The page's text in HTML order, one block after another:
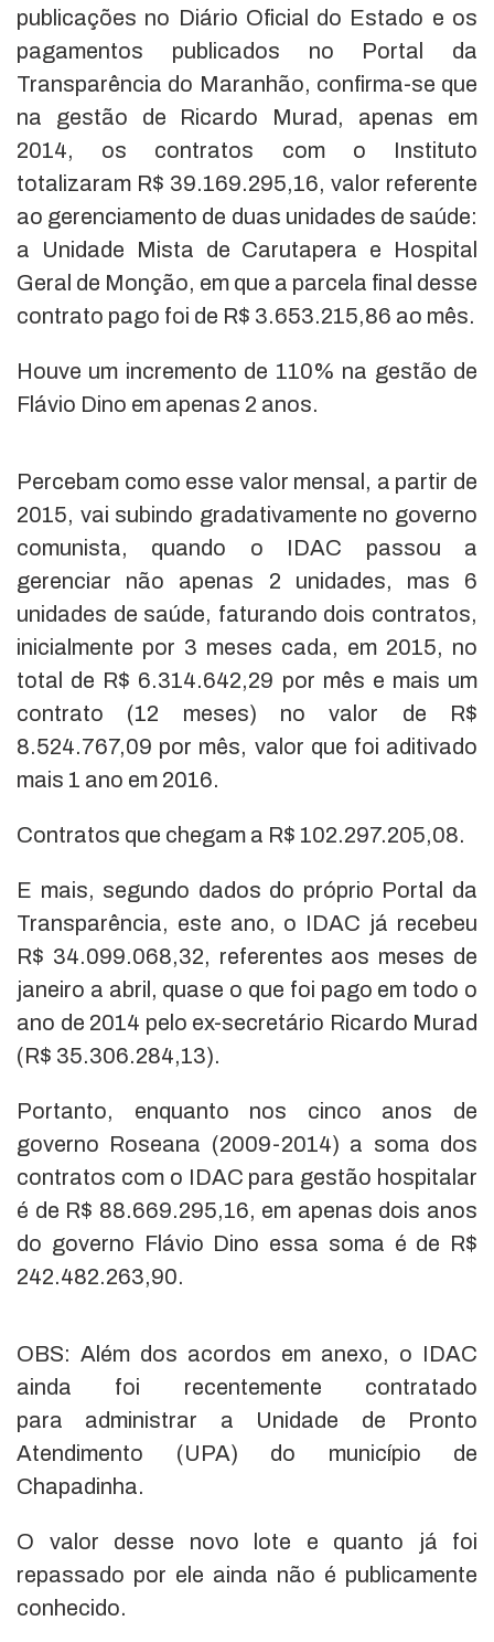
publicações no Diário Oficial do Estado e os
pagamentos publicados no Portal da
Transparência do Maranhão, confirma-se que
na gestão de Ricardo Murad, apenas em
2014, os contratos com o Instituto
totalizaram R$ 39.169.295,16, valor referente
ao gerenciamento de duas unidades de saúde:
a Unidade Mista de Carutapera e Hospital
Geral de Monção, em que a parcela final desse
contrato pago foi de R$ 3.653.215,86 ao mês.
Houve um incremento de 110% na gestão de
Flávio Dino em apenas 2 anos.
Percebam como esse valor mensal, a partir de
2015, vai subindo gradativamente no governo
comunista, quando o IDAC passou a
gerenciar não apenas 2 unidades, mas 6
unidades de saúde, faturando dois contratos,
inicialmente por 3 meses cada, em 2015, no
total de R$ 6.314.642,29 por mês e mais um
contrato (12 meses) no valor de R$
8.524.767,09 por mês, valor que foi aditivado
mais 1 ano em 2016.
Contratos que chegam a R$ 102.297.205,08.
E mais, segundo dados do próprio Portal da
Transparência, este ano, o IDAC já recebeu
R$ 34.099.068,32, referentes aos meses de
janeiro a abril, quase o que foi pago em todo o
ano de 2014 pelo ex-secretário Ricardo Murad
(R$ 35.306.284,13).
Portanto, enquanto nos cinco anos de
governo Roseana (2009-2014) a soma dos
contratos com o IDAC para gestão hospitalar
é de R$ 88.669.295,16, em apenas dois anos
do governo Flávio Dino essa soma é de R$
242.482.263,90.
OBS: Além dos acordos em anexo, o IDAC
ainda foi recentemente contratado
para administrar a Unidade de Pronto
Atendimento (UPA) do município de
Chapadinha.
O valor desse novo lote e quanto já foi
repassado por ele ainda não é publicamente
conhecido.